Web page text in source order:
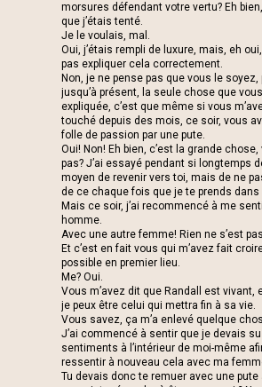
morsures défendant votre vertu? Eh
que j’étais tenté.
Je le voulais, mal.
Oui, j’étais rempli de luxure, mais, eh
pas expliquer cela correctement.
Non, je ne pense pas que vous le soyez,
jusqu’à présent, la seule chose que
expliquée, c’est que même si vous
touché depuis des mois, ce soir, vous
folle de passion par une pute.
Oui! Non! Eh bien, c’est la grande
pas? J’ai essayé pendant si longtemps
moyen de revenir vers toi, mais de ne
de ce chaque fois que je te prends dans
Mais ce soir, j’ai recommencé à me
homme.
Avec une autre femme! Rien ne s’est
Et c’est en fait vous qui m’avez fait
possible en premier lieu.
Me? Oui.
Vous m’avez dit que Randall est vivant,
je peux être celui qui mettra fin à sa vie.
Vous savez, ça m’a enlevé quelque
J’ai commencé à sentir que je devais
sentiments à l’intérieur de moi-même
ressentir à nouveau cela avec ma
Tu devais donc te remuer avec une pute